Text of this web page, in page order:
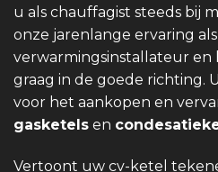
u als chauffagist steeds bij
onze jarenlange ervaring als
verwarmingsinstallateur en
graag in de goede richting.
voor het aankopen en
gasketels en
Vertoont uw cv-ketel